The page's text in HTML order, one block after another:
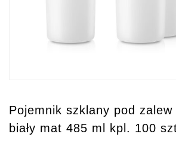
Pojemnik szklany pod
biały mat 485 ml kpl. 100